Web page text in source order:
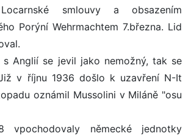
smlouvy a obsazením
Porýní Wehrmachtem 7.března. Lid
s Anglií se jevil jako nemožný, tak se
v říjnu 1936 došlo k uzavření N-It
oznámil Mussolini v Miláně "osu
vpochodovaly německé jednotky